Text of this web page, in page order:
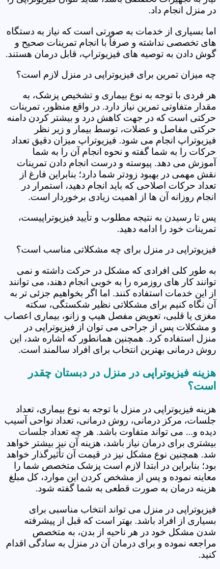
در منزل انجام داد.
اما بسیاری از خدمات به صورتی است که نیاز به دستگاه
های تخصصی نداشته و صرفاً با انجام تمرینات صحیح و
گوش دادن به توصیه های فیزیوتراپ، قابل درمان هستند.
چه میزان تمرین برای فیزیوتراپی در منزل لازم است؟
هر فردی با توجه به نوع بیماری و تشخیص پزشک، به
مقدار متفاوتی تمرین نیاز دارد. در واقع منظور، تمرینات
حرکتی است که در جهت کاهش درد و بیشتر کردن دامنه
حرکتی مفاصل و عضلات، توسط بیمار و زیر نظر
فیزیوتراپ انجام می شود. فیزیوتراپ میزان دقیق تعداد
حرکات را به شما گفته و نحوه انجام آن را به شما
آموزش می دهد. پیوسته و درست انجام دادن تمرینات
نقش مهمی در بهبود زودتر شما دارد؛ بنابراین فارغ از
تعداد حرکات اصلاحی که باید انجام دهید، استمرار در
انجام روزانه آن ها از اهمیت زیادی برخوردار است.
پس تا رسیدن به نتیجه مطلوب و تأیید فیزیوتراپیست،
تمرینات خود را ادامه دهید.
فیزیوتراپی در منزل برای چه مشکلاتی مناسب است؟
به طور کلی افرادی که مشکل در حرکت داشته و نمی
توانند کار های روزمره را به خوبی انجام دهند، می توانند
از این خدمات استفاده کنند. اما اگر بخواهیم جزئی تر به
آن نگاه کنیم برای مشکلاتی نظیر شکستگی، سکته
مغزی یا قلبی، تعویض مفصل هیپ و زانو، بیماری اعصاب
و مشکلات پس از جراحی می توان از فیزیوتراپی در
منزل استفاده کرد. همچنین همانطور که اشاره شد، این
روش درمانی بهترین انتخاب برای افراد سالمند است.
هزینه فیزیوتراپی در منزل در دبستان چقدر
است؟
هزینه فیزیوتراپی در منزل با توجه به نوع بیماری، تعداد
جلسات، مرکز درمانی، روش درمانی، تعداد نواحی آسیب
دیده و... می تواند متفاوت باشد. هر چه تعداد جلسات
بیشتری برای درمان نیاز باشد، هزینه آن نیز بیشتر خواهد
شد. همچنین نوع مشکل نیز در قیمت آن تأثیرگذار خواهد
بود؛ بنابراین در ابتدا لازم است پزشک متخصص شما را
معاینه نموده و پس از مشخص کردن این موارد، کل مبلغ
هزینه درمان به صورت قطعی به شما گفته شود.
فیزیوتراپی در منزل می تواند انتخاب مناسبی برای
بسیاری از افراد باشد. بهتر است که قبل از پیشرفته
شدن مشکل خود در هر ناحیه از بدن، به متخصص
مراجعه نموده و برای درمان آن در منزل به سادگی اقدام
کنید.